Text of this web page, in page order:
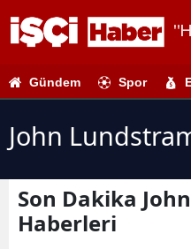
Gündem Spor
John
Son Dakika
Haberleri